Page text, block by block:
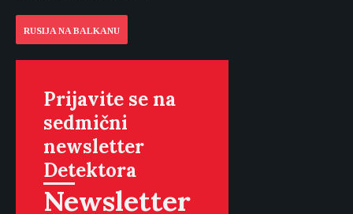
RUSIJA NA BALKANU
Prijavite se na
sedmični
newsletter
Detektora
Newsletter